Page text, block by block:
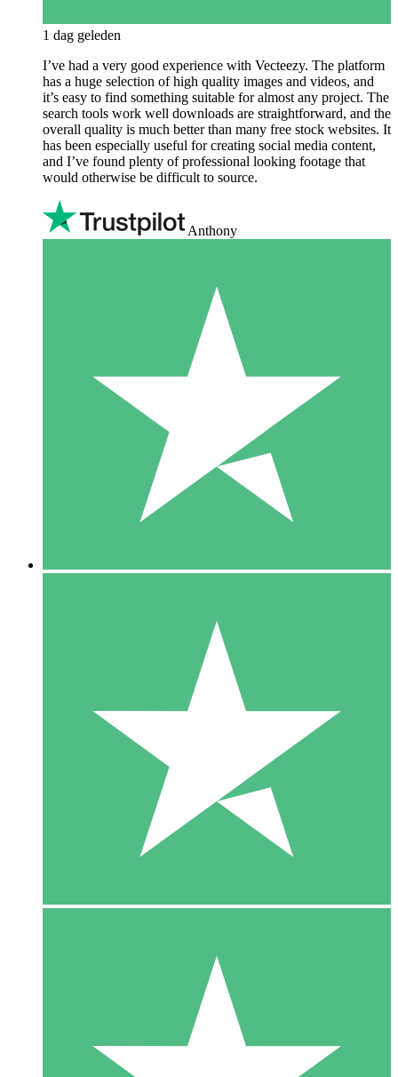
1 dag geleden
I’ve had a very good experience with Vecteezy. The platform
has a huge selection of high quality images and videos, and
it’s easy to find something suitable for almost any project. The
search tools work well downloads are straightforward, and the
overall quality is much better than many free stock websites. It
has been especially useful for creating social media content,
and I’ve found plenty of professional looking footage that
would otherwise be difficult to source.
Anthony